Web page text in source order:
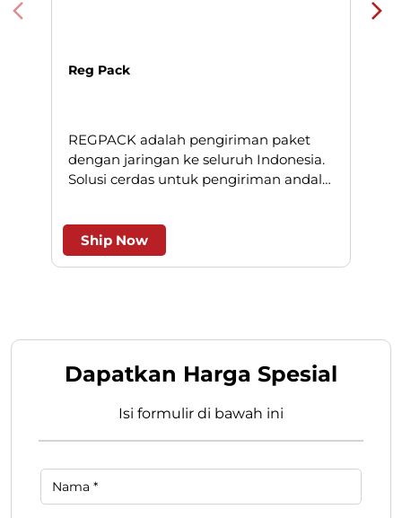
Dapatkan Harga Spesial
Isi formulir di bawah ini